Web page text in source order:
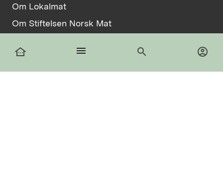
other_houses menu search account_circle
Om Lokalmat
Om Stiftelsen Norsk Mat
Informasjonskapsler
facebook